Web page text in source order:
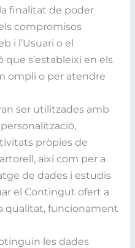
finalitat de poder
compromisos
i l’Usuari o el
s’estableixi en els
ompli o per atendre
ser utilitzades amb
pròpies de
així com per a
de dades i estudis
el Contingut ofert a
qualitat, funcionament
les dades